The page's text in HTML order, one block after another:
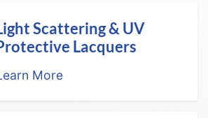
Lacquers
More